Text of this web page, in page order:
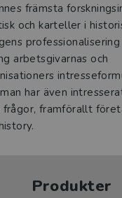
främsta
och karteller i
arbetsgivarnas och
har även
framförallt
Produkter